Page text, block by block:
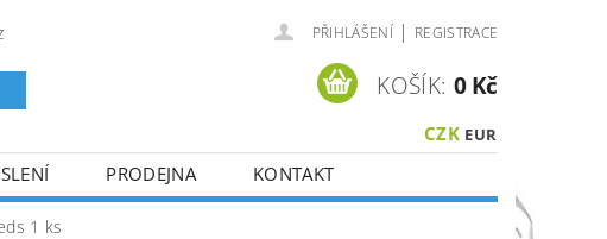
PŘIHLÁŠENÍ | REGISTRACE
CZK EUR
KOŠÍK: 0 Kč
PRODEJNA
KONTAKT
1 ks